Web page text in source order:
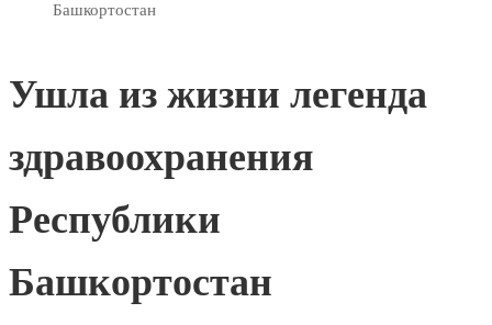
Башкортостан
Ушла из жизни легенда
здравоохранения
Республики
Башкортостан